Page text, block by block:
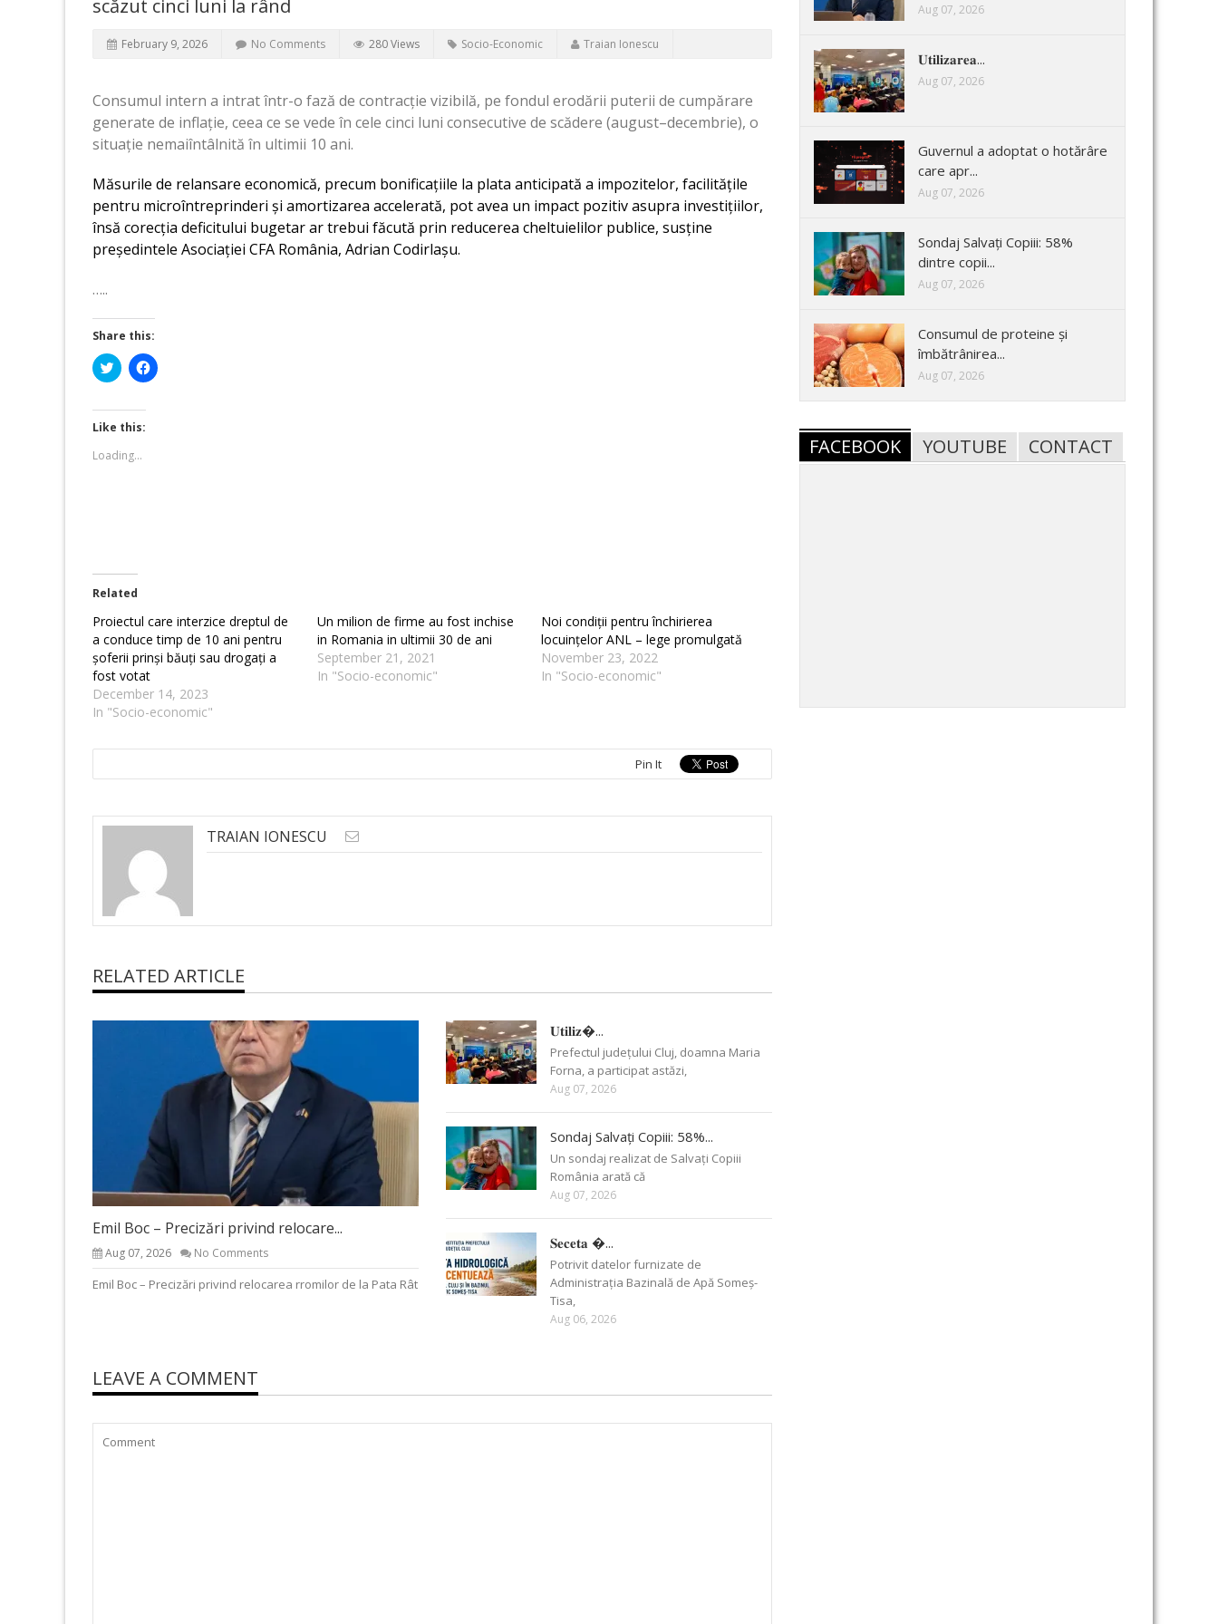
scăzut cinci luni la rând
February 9, 2026 No Comments 280 Views Socio-Economic Traian Ionescu
Consumul intern a intrat într-o fază de contracție vizibilă, pe fondul erodării puterii de cumpărare
generate de inflație, ceea ce se vede în cele cinci luni consecutive de scădere (august–decembrie), o
situație nemaiîntâlnită în ultimii 10 ani.
Măsurile de relansare economică, precum bonificațiile la plata anticipată a impozitelor, facilitățile
pentru microîntreprinderi și amortizarea accelerată, pot avea un impact pozitiv asupra investițiilor,
însă corecția deficitului bugetar ar trebui făcută prin reducerea cheltuielilor publice, susține
președintele Asociației CFA România, Adrian Codirlașu.
…..
Share this:
Click
to
Twitter
(Opens
in
new
window)
Click
to
Like this:
Loading...
Related
Proiectul care interzice dreptul de
a conduce timp de 10 ani pentru
șoferii prinși băuți sau drogați a
fost votat
December 14, 2023
In "Socio-economic"
Un milion de firme au fost inchise
in Romania in ultimii 30 de ani
September 21, 2021
In "Socio-economic"
Noi condiții pentru închirierea
locuințelor ANL – lege promulgată
November 23, 2022
In "Socio-economic"
Pin It
TRAIAN IONESCU
RELATED ARTICLE
Emil Boc – Precizări privind relocare...
Aug 07, 2026 No Comments
Emil Boc – Precizări privind relocarea rromilor de la Pata Rât
𝐔𝐭𝐢𝐥𝐢𝐳�...
Prefectul județului Cluj, doamna Maria
Forna, a participat astăzi,
Aug 07, 2026
Sondaj Salvați Copiii: 58%...
Un sondaj realizat de Salvați Copiii
România arată că
Aug 07, 2026
𝐒𝐞𝐜𝐞𝐭𝐚 �...
Potrivit datelor furnizate de
Administrația Bazinală de Apă Someș-
Tisa,
Aug 06, 2026
LEAVE A COMMENT
Aug 07, 2026
𝐔𝐭𝐢𝐥𝐢𝐳𝐚𝐫𝐞𝐚...
Aug 07, 2026
Guvernul a adoptat o hotărâre
care apr...
Aug 07, 2026
Sondaj Salvați Copiii: 58%
dintre copii...
Aug 07, 2026
Consumul de proteine și
îmbătrânirea...
Aug 07, 2026
FACEBOOK YOUTUBE CONTACT